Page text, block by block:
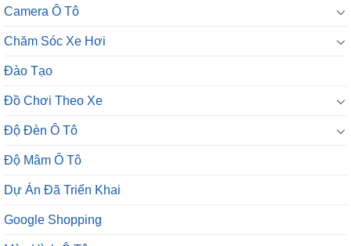
Camera Ô Tô
Chăm Sóc Xe Hơi
Đào Tạo
Đồ Chơi Theo Xe
Độ Đèn Ô Tô
Độ Mâm Ô Tô
Dự Án Đã Triển Khai
Google Shopping